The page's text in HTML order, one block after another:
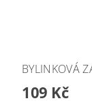
BYLINKOVÁ
109 Kč